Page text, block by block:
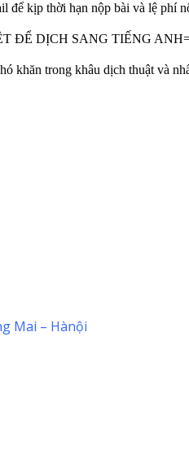
để kịp thời hạn nộp bài và lệ phí
DỊCH SANG TIẾNG ANH=
khăn trong khâu dịch thuật và
Mai – Hànội